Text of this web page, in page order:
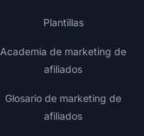
Plantillas
Academia de marketing de
afiliados
Glosario de marketing de
afiliados